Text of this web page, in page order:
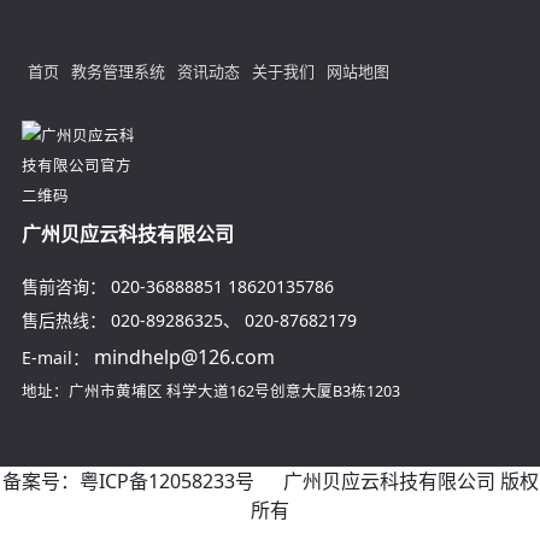
首页 教务管理系统 资讯动态 关于我们 网站地图
广州贝应云科技有限公司
售前咨询： 020-36888851 18620135786
售后热线：
020-89286325、 020-87682179
E-mail：
mindhelp@126.com
地址：广州市黄埔区 科学大道162号创意大厦B3栋1203
备案号： 粤ICP备12058233号 广州贝应云科技有限公司 版权
所有